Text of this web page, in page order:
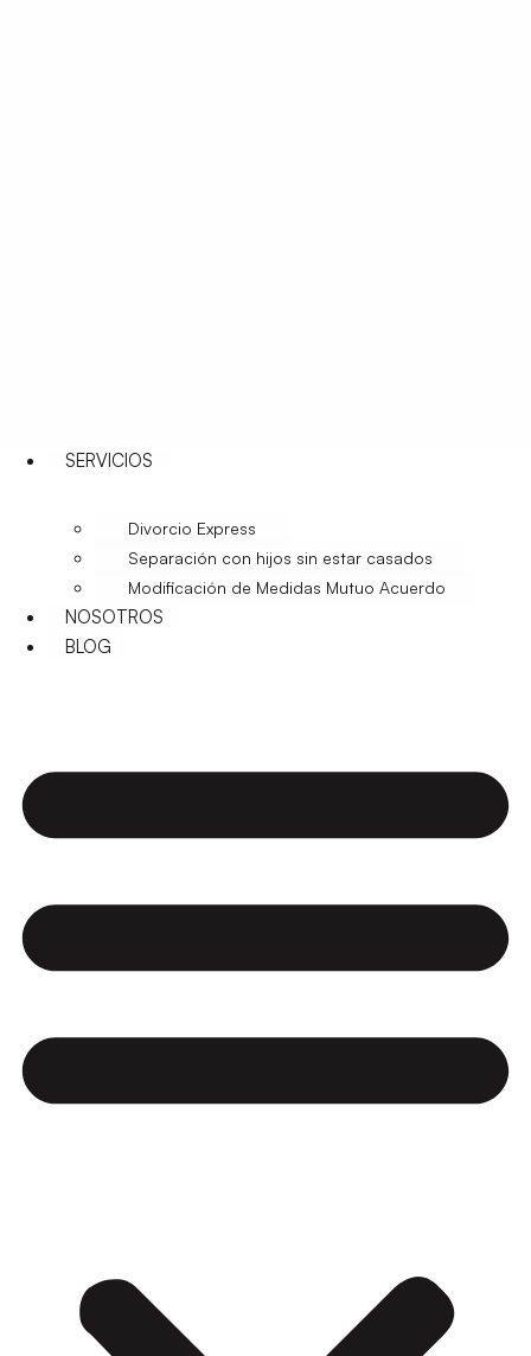
SERVICIOS
Divorcio Express
Separación con hijos sin estar casados
Modificación de Medidas Mutuo Acuerdo
NOSOTROS
BLOG